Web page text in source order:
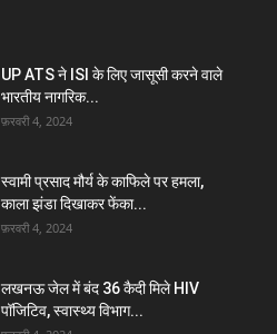
UP ATS ने ISI के लिए जासूसी करने वाले
भारतीय नागरिक...
फ़रवरी 4, 2024
स्वामी प्रसाद मौर्य के काफिले पर हमला,
काला झंडा दिखाकर फेंका...
फ़रवरी 4, 2024
लखनऊ जेल में बंद 36 कैदी मिले HIV
पॉजिटिव, स्वास्थ्य विभाग...